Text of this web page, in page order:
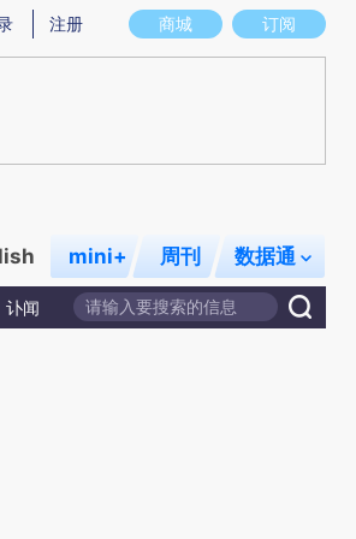
存在偏差。不代表财新观点和立场。推荐点击链接
商城 订阅
注册
mini+ 周刊 数据通
讣闻